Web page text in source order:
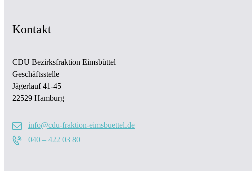
Kontakt
CDU Bezirksfraktion Eimsbüttel
Geschäftsstelle
Jägerlauf 41-45
22529 Hamburg
info@cdu-fraktion-eimsbuettel.de
040 – 422 03 80